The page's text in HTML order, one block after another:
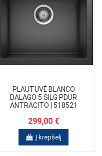
PLAUTUVĖ BLANCO
DALAGO 5 SILG PDUR
ANTRACITO | 518521
299,00 €
Į krepšelį